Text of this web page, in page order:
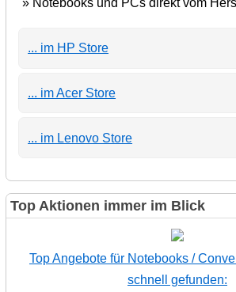
» Notebooks und PCs direkt vom
... im HP Store
... im Acer Store
... im Lenovo Store
Top Aktionen immer im Blick
Top Angebote für Notebooks /
schnell gefunden: